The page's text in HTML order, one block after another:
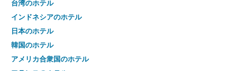
台湾のホテル
インドネシアのホテル
日本のホテル
韓国のホテル
アメリカ合衆国のホテル